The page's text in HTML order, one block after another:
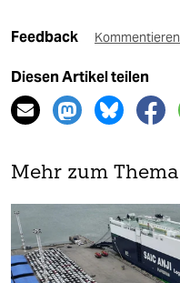
Feedback Kommentieren
Diesen Artikel teilen
Mehr zum Thema